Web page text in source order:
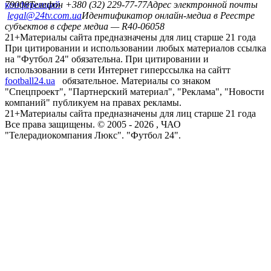
конференций
79008Телефон +380 (32) 229-77-77Адрес электронной почты
legal@24tv.com.uaИдентификатор онлайн-медиа в Реестре
субъектов в сфере медиа — R40-06058
21+Материалы сайта предназначены для лиц старше 21 года
При цитировании и использовании любых материалов ссылка
на "Футбол 24" обязательна. При цитировании и
использовании в сети Интернет гиперссылка на сайтт
football24.ua
обязательное. Материалы со знаком
"Спецпроект", "Партнерский материал", "Реклама", "Новости
компаний" публикуем на правах рекламы.
21+Материалы сайта предназначены для лиц старше 21 года
Все права защищены. © 2005 - 2026 , ЧАО
"Телерадиокомпания Люкс". "Футбол 24".